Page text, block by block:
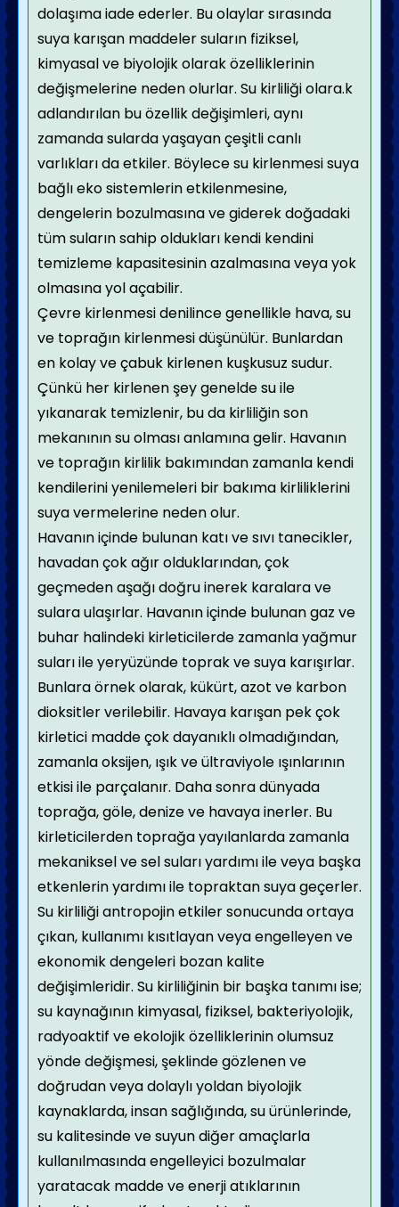
dolaşıma iade ederler. Bu olaylar sırasında
suya karışan maddeler suların fiziksel,
kimyasal ve biyolojik olarak özelliklerinin
değişmelerine neden olurlar. Su kirliliği olara.k
adlandırılan bu özellik değişimleri, aynı
zamanda sularda yaşayan çeşitli canlı
varlıkları da etkiler. Böylece su kirlenmesi suya
bağlı eko sistemlerin etkilenmesine,
dengelerin bozulmasına ve giderek doğadaki
tüm suların sahip oldukları kendi kendini
temizleme kapasitesinin azalmasına veya yok
olmasına yol açabilir.
Çevre kirlenmesi denilince genellikle hava, su
ve toprağın kirlenmesi düşünülür. Bunlardan
en kolay ve çabuk kirlenen kuşkusuz sudur.
Çünkü her kirlenen şey genelde su ile
yıkanarak temizlenir, bu da kirliliğin son
mekanının su olması anlamına gelir. Havanın
ve toprağın kirlilik bakımından zamanla kendi
kendilerini yenilemeleri bir bakıma kirliliklerini
suya vermelerine neden olur.
Havanın içinde bulunan katı ve sıvı tanecikler,
havadan çok ağır olduklarından, çok
geçmeden aşağı doğru inerek karalara ve
sulara ulaşırlar. Havanın içinde bulunan gaz ve
buhar halindeki kirleticilerde zamanla yağmur
suları ile yeryüzünde toprak ve suya karışırlar.
Bunlara örnek olarak, kükürt, azot ve karbon
dioksitler verilebilir. Havaya karışan pek çok
kirletici madde çok dayanıklı olmadığından,
zamanla oksijen, ışık ve ültraviyole ışınlarının
etkisi ile parçalanır. Daha sonra dünyada
toprağa, göle, denize ve havaya inerler. Bu
kirleticilerden toprağa yayılanlarda zamanla
mekaniksel ve sel suları yardımı ile veya başka
etkenlerin yardımı ile topraktan suya geçerler.
Su kirliliği antropojin etkiler sonucunda ortaya
çıkan, kullanımı kısıtlayan veya engelleyen ve
ekonomik dengeleri bozan kalite
değişimleridir. Su kirliliğinin bir başka tanımı ise;
su kaynağının kimyasal, fiziksel, bakteriyolojik,
radyoaktif ve ekolojik özelliklerinin olumsuz
yönde değişmesi, şeklinde gözlenen ve
doğrudan veya dolaylı yoldan biyolojik
kaynaklarda, insan sağlığında, su ürünlerinde,
su kalitesinde ve suyun diğer amaçlarla
kullanılmasında engelleyici bozulmalar
yaratacak madde ve enerji atıklarının